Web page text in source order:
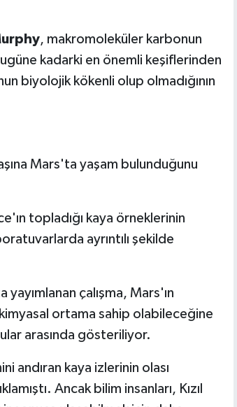
, makromoleküler karbonun
kadarki en önemli keşiflerinden
biyolojik kökenli olup olmadığının
Mars'ta yaşam bulunduğunu
topladığı kaya örneklerinin
ayrıntılı şekilde
yayımlanan çalışma, Mars'ın
ortama sahip olabileceğine
arasında gösteriliyor.
andıran kaya izlerinin olası
Ancak bilim insanları, Kızıl